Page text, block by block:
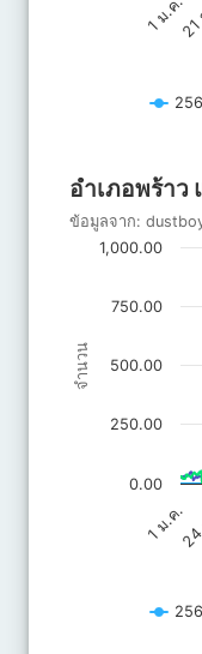
1 ม.ค.
อำเภอพร้าว
Line chart with 3
ข้อมูลจาก: dustboy .
The chart has 1
จำนวน
อำเภอพร้าว
ข้อมูลจาก:
1 ม.ค.
0.00
1,000.00
250.00
500.00
750.00